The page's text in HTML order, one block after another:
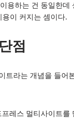
용하는 건 동일한데
이 커지는 셈이다.
점
트라는 개념을 들어
프레스 멀티사이트를